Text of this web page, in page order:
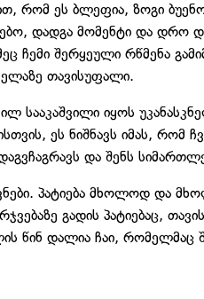
რომ ეს ბლეფია, ზოგი
დადგა მომენტი და დრო და
ჩემი შერყეული რწმენა
თავისუფალი.
სააკაშვილი იყოს
ეს ნიშნავს იმას, რომ
და შენს
პატიება მხოლოდ და
გადის პატიებაც,
წინ დალია ჩაი, რომელმაც